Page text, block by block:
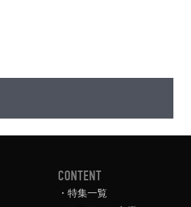
CONTENT
特集一覧